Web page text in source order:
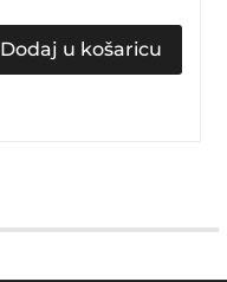
Dodaj u košaricu